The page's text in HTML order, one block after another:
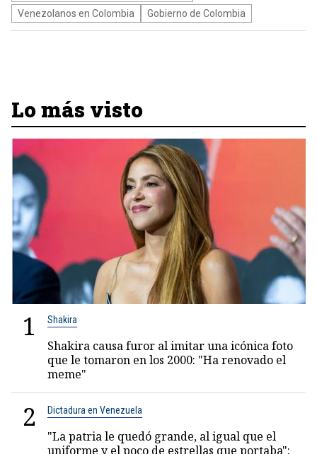
Venezolanos en Colombia
Gobierno de Colombia
Lo más visto
1 Shakira
Shakira causa furor al imitar una icónica foto
que le tomaron en los 2000: "Ha renovado el
meme"
2 Dictadura en Venezuela
"La patria le quedó grande, al igual que el
uniforme y el poco de estrellas que portaba":